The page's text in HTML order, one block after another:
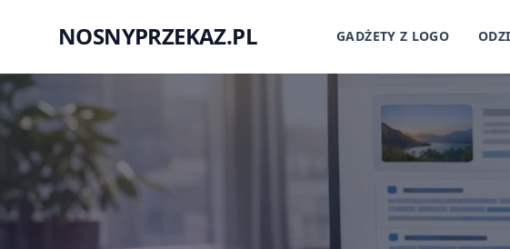
NOSNYPRZEKAZ.PL GADŻETY Z LOGO